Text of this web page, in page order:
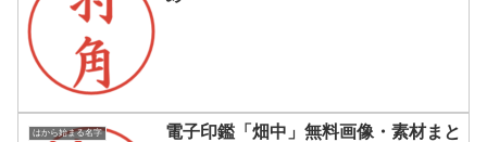
はから始まる名字
電子印鑑「畑中」無料画像・素材まと